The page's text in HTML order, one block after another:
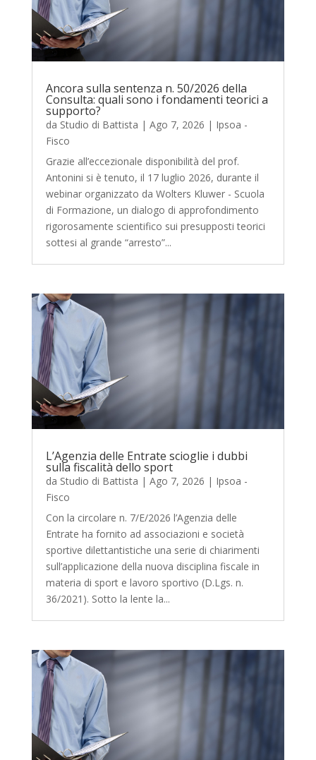
Ancora sulla sentenza n. 50/2026 della
Consulta: quali sono i fondamenti teorici a
supporto?
da Studio di Battista | Ago 7, 2026 | Ipsoa -
Fisco
Grazie all’eccezionale disponibilità del prof.
Antonini si è tenuto, il 17 luglio 2026, durante il
webinar organizzato da Wolters Kluwer - Scuola
di Formazione, un dialogo di approfondimento
rigorosamente scientifico sui presupposti teorici
sottesi al grande “arresto”...
L’Agenzia delle Entrate scioglie i dubbi
sulla fiscalità dello sport
da Studio di Battista | Ago 7, 2026 | Ipsoa -
Fisco
Con la circolare n. 7/E/2026 l’Agenzia delle
Entrate ha fornito ad associazioni e società
sportive dilettantistiche una serie di chiarimenti
sull’applicazione della nuova disciplina fiscale in
materia di sport e lavoro sportivo (D.Lgs. n.
36/2021). Sotto la lente la...